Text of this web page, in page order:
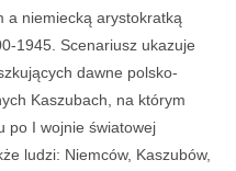
a niemiecką arystokratką
1945. Scenariusz ukazuje
dawne polsko-
Kaszubach, na którym
po I wojnie światowej
ludzi: Niemców, Kaszubów,